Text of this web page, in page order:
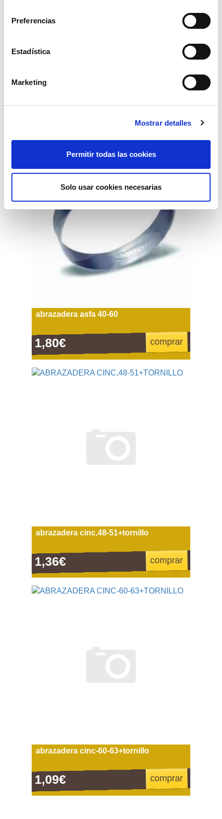
Preferencias
Estadística
Marketing
Mostrar detalles
Permitir todas las cookies
Solo usar cookies necesarias
comprar
abrazadera asfa 40-60
1,80€ comprar
abrazadera cinc,48-51+tornillo
1,36€ comprar
abrazadera cinc-60-63+tornillo
1,09€ comprar